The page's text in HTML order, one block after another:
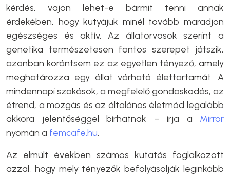
kérdés, vajon lehet-e bármit tenni annak
érdekében, hogy kutyájuk minél tovább maradjon
egészséges és aktív. Az állatorvosok szerint a
genetika természetesen fontos szerepet játszik,
azonban korántsem ez az egyetlen tényező, amely
meghatározza egy állat várható élettartamát. A
mindennapi szokások, a megfelelő gondoskodás, az
étrend, a mozgás és az általános életmód legalább
akkora jelentőséggel bírhatnak – írja a Mirror
nyomán a femcafe.hu.
Az elmúlt években számos kutatás foglalkozott
azzal, hogy mely tényezők befolyásolják leginkább